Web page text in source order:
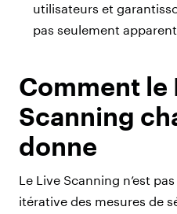
utilisateurs et
pas seulement
Comment le
Scanning
donne
Le Live Scanning n’est
itérative des mesures de